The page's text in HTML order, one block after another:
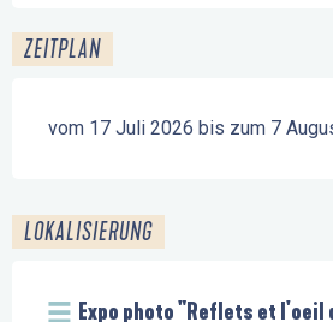
ZEITPLAN
vom 17 Juli 2026 bis zum 7
LOKALISIERUNG
Expo photo "Reflets et l'oeil